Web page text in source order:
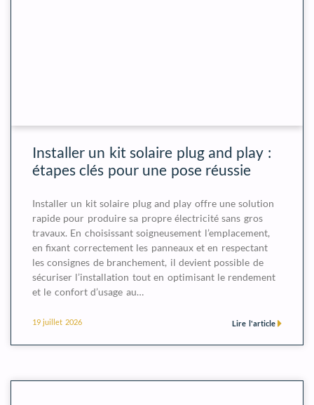
Installer un kit solaire plug and play :
étapes clés pour une pose réussie
Installer un kit solaire plug and play offre une solution
rapide pour produire sa propre électricité sans gros
travaux. En choisissant soigneusement l’emplacement,
en fixant correctement les panneaux et en respectant
les consignes de branchement, il devient possible de
sécuriser l’installation tout en optimisant le rendement
et le confort d’usage au…
Lire l'article
19 juillet 2026